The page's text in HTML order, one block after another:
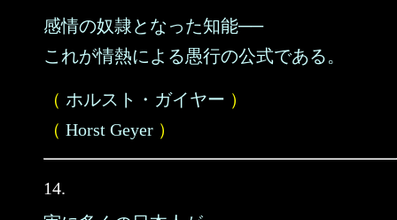
感情の奴隷となった知能──
これが情熱による愚行の公式である。
（ ホルスト・ガイヤー ）
（ Horst Geyer ）
14.